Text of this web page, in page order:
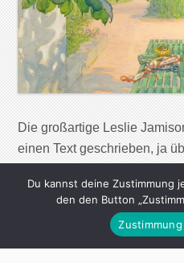
Die großartige Leslie
einen Text geschrieben, ja
Tochter und der eigenen
nach der Scheidung mit
ihrer Eltern. Über ihre Liebe
Du kannst deine Zustimmung
den den Button